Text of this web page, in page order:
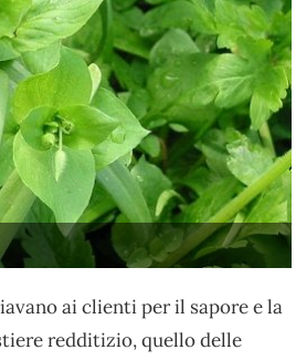
ai clienti per il sapore e la
redditizio, quello delle